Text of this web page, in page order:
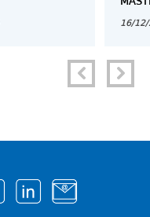
16/